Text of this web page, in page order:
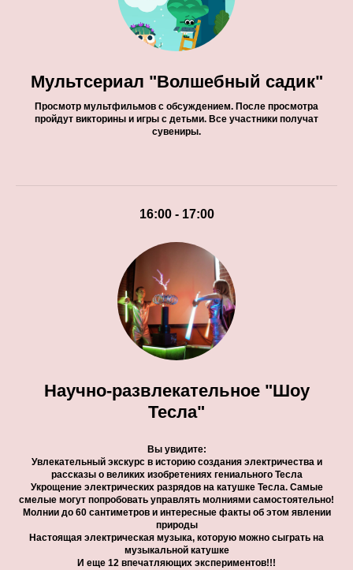
Мультсериал "Волшебный садик"
Просмотр мультфильмов с обсуждением. После просмотра
пройдут викторины и игры с детьми. Все участники получат
сувениры.
16:00 - 17:00
Научно-развлекательное "Шоу
Тесла"
Вы увидите:
Увлекательный экскурс в историю создания электричества и
рассказы о великих изобретениях гениального Тесла
Укрощение электрических разрядов на катушке Тесла. Самые
смелые могут попробовать управлять молниями самостоятельно!
Молнии до 60 сантиметров и интересные факты об этом явлении
природы
Настоящая электрическая музыка, которую можно сыграть на
музыкальной катушке
И еще 12 впечатляющих экспериментов!!!